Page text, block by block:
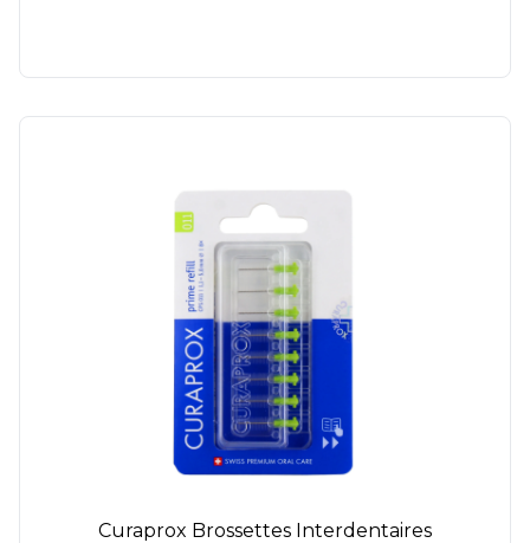
Curaprox Brossettes Interdentaires